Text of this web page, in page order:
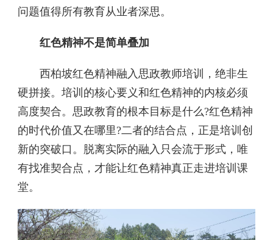
问题值得所有教育从业者深思。
红色精神不是简单叠加
西柏坡红色精神融入思政教师培训，绝非生
硬拼接。培训的核心要义和红色精神的内核必须
高度契合。思政教育的根本目标是什么?红色精神
的时代价值又在哪里?二者的结合点，正是培训创
新的突破口。脱离实际的融入只会流于形式，唯
有找准契合点，才能让红色精神真正走进培训课
堂。